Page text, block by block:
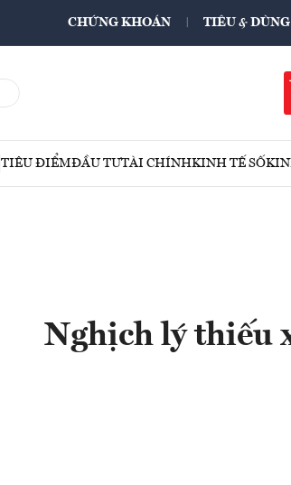
CHỨNG KHOÁN TIÊU & DÙNG
TIÊU ĐIỂMĐẦU TƯTÀI CHÍNHKINH TẾ SỐ
Nghịch lý thiếu